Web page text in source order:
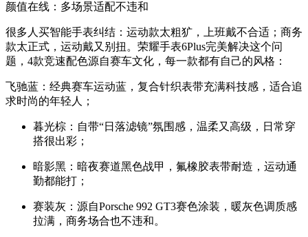
颜值在线：多场景适配不违和
很多人买智能手表纠结：运动款太粗犷，上班戴不合适；商务
款太正式，运动戴又别扭。荣耀手表6Plus完美解决这个问
题，4款竞速配色源自赛车文化，每一款都有自己的风格：
飞驰蓝：经典赛车运动蓝，复合针织表带充满科技感，适合追
求时尚的年轻人；
暮光棕：自带“日落滤镜”氛围感，温柔又高级，日常穿
搭很出彩；
暗影黑：暗夜赛道黑色战甲，氟橡胶表带耐造，运动通
勤都能打；
赛装灰：源自Porsche 992 GT3赛色涂装，暖灰色调质感
拉满，商务场合也不违和。